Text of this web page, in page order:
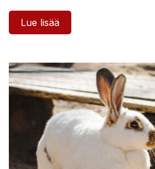
Lue lisää